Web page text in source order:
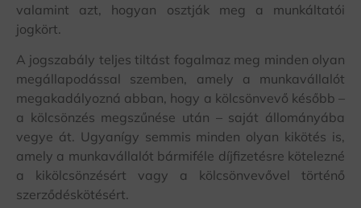
valamint azt, hogyan osztják meg a munkáltatói
jogkört.
A jogszabály teljes tiltást fogalmaz meg minden olyan
megállapodással szemben, amely a munkavállalót
megakadályozná abban, hogy a kölcsönvevő később –
a kölcsönzés megszűnése után – saját állományába
vegye át. Ugyanígy semmis minden olyan kikötés is,
amely a munkavállalót bármiféle díjfizetésre kötelezné
a kikölcsönzésért vagy a kölcsönvevővel történő
szerződéskötésért.